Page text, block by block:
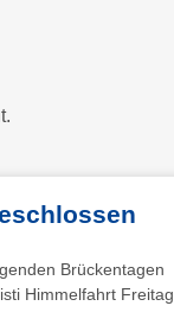
Brückentagen
Himmelfahrt Freitag,